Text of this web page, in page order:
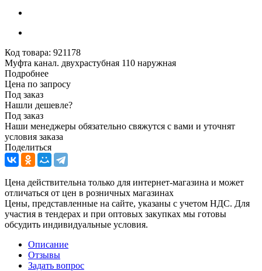
Код товара: 921178
Муфта канал. двухрастубная 110 наружная
Подробнее
Цена по запросу
Под заказ
Нашли дешевле?
Под заказ
Наши менеджеры обязательно свяжутся с вами и уточнят
условия заказа
Поделиться
Цена действительна только для интернет-магазина и может
отличаться от цен в розничных магазинах
Цены, представленные на сайте, указаны с учетом НДС. Для
участия в тендерах и при оптовых закупках мы готовы
обсудить индивидуальные условия.
Описание
Отзывы
Задать вопрос